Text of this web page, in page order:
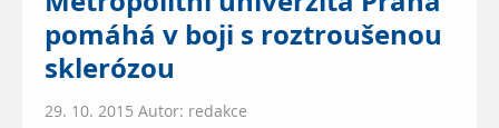
pomáhá v boji s roztroušenou
sklerózou
29. 10. 2015 Autor: redakce